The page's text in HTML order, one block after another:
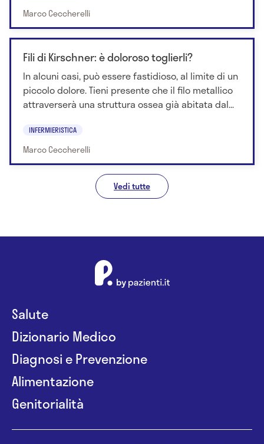
Marco Ceccherelli
Fili di Kirschner: è doloroso toglierli?
In alcuni casi, può essere fastidioso, al limite di un
piccolo dolore. Tieni presente che il filo metallico
attraverserà una struttura ossea già abitata dal...
INFERMIERISTICA
Marco Ceccherelli
Vedi tutte
Salute
Dizionario Medico
Diagnosi e Prevenzione
Alimentazione
Genitorialità